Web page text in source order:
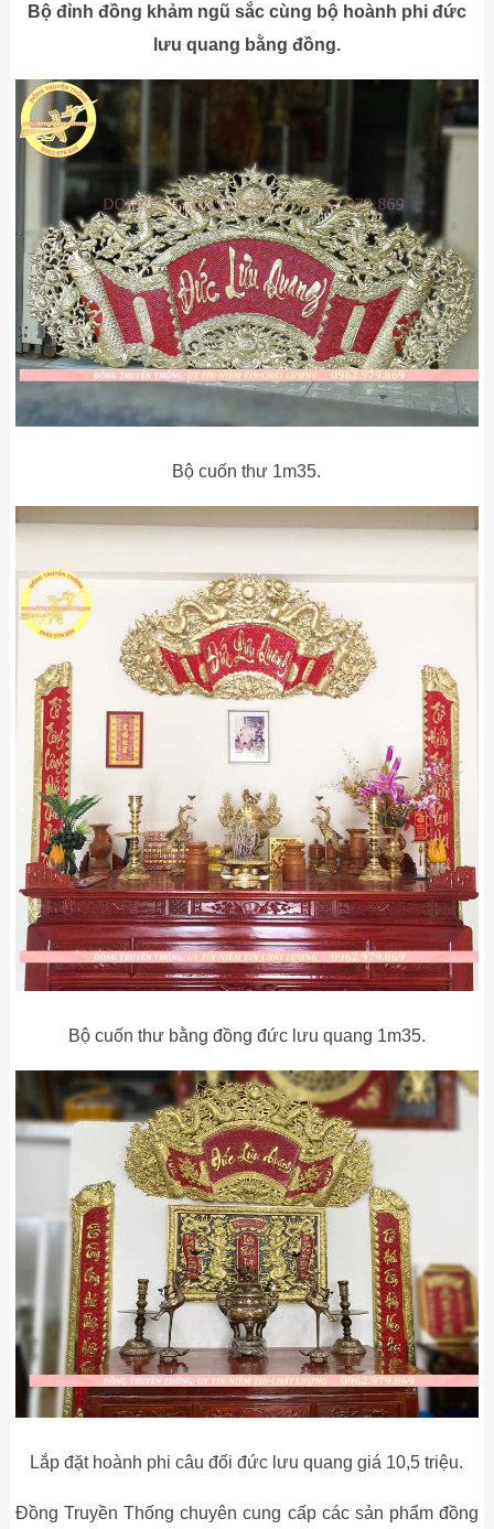
Bộ đỉnh đồng khảm ngũ sắc cùng bộ hoành phi đức
lưu quang bằng đồng.
Bộ cuốn thư 1m35.
Bộ cuốn thư bằng đồng đức lưu quang 1m35.
Lắp đặt hoành phi câu đối đức lưu quang giá 10,5 triệu.
Đồng Truyền Thống chuyên cung cấp các sản phẩm đồng